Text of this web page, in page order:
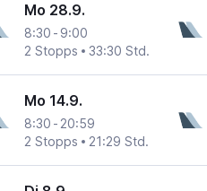
Mo 28.9.
8:30 - 9:00
2 Stopps
33:30 Std.
Mo 14.9.
8:30 - 20:59
2 Stopps
21:29 Std.